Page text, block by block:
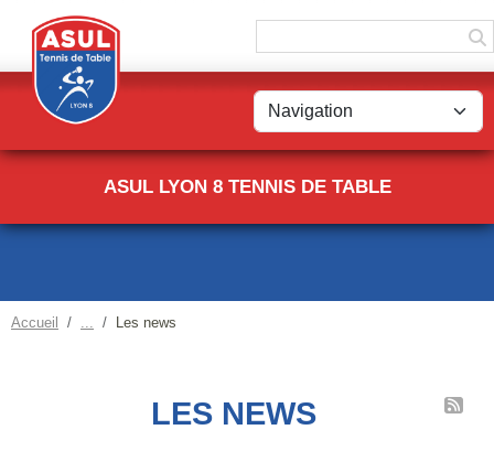
ASUL LYON 8 TENNIS DE TABLE
Accueil Les news
LES NEWS
Panneau de gestion des cookies